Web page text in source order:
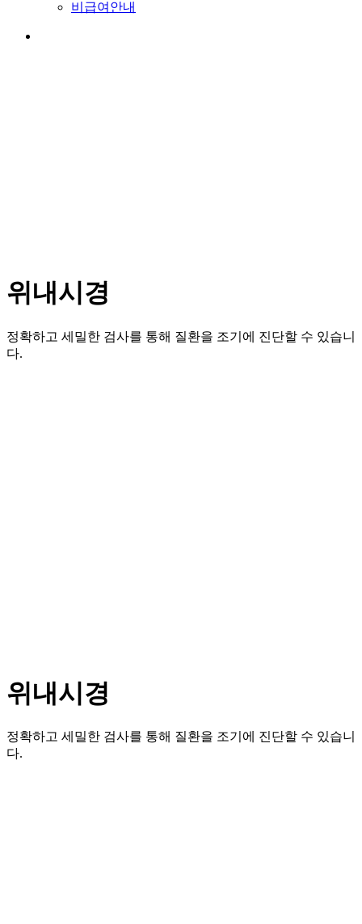
비급여안내
위내시경
정확하고 세밀한 검사를 통해 질환을 조기에 진단할 수 있습니
다.
위내시경
정확하고 세밀한 검사를 통해 질환을 조기에 진단할 수 있습니
다.